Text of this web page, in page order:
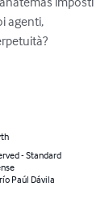
agenti,
- Standard
Paúl Dávila